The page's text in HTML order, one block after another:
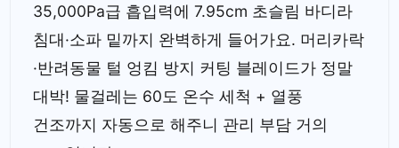
35,000Pa급 흡입력에 7.95cm 초슬림 바디라
침대·소파 밑까지 완벽하게 들어가요. 머리카락
·반려동물 털 엉킴 방지 커팅 블레이드가 정말
대박! 물걸레는 60도 온수 세척 + 열풍
건조까지 자동으로 해주니 관리 부담 거의